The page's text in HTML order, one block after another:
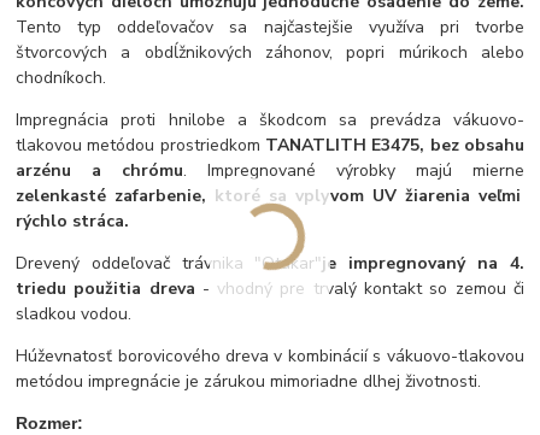
Tento typ oddeľovačov sa najčastejšie využíva pri tvorbe
štvorcových a obdĺžnikových záhonov, popri múrikoch alebo
chodníkoch.
Impregnácia proti hnilobe a škodcom sa prevádza vákuovo-
tlakovou metódou prostriedkom TANATLITH E3475, bez obsahu
arzénu a chrómu. Impregnované výrobky majú mierne
zelenkasté zafarbenie, ktoré sa vplyvom UV žiarenia veľmi
rýchlo stráca.
Drevený oddeľovač trávnika "Otakar"je impregnovaný na 4.
triedu použitia dreva - vhodný pre trvalý kontakt so zemou či
sladkou vodou.
Húževnatosť borovicového dreva v kombinácií s vákuovo-tlakovou
metódou impregnácie je zárukou mimoriadne dlhej životnosti.
Rozmer: